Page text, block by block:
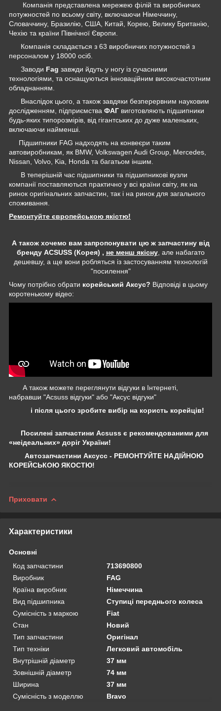
Компанія представлена мережею філій та виробничих
потужностей по всьому світу, включаючи Німеччину,
Словаччину, Бразилію, США, Китай, Корею, Велику Британію,
Чехію та країни Північної Європи.
Компанія складається з 63 виробничих потужностей з
персоналом у 18000 осіб.
Заводи Fag завжди йдуть у ногу із сучасними
технологіями, та оснащуються інноваційним високочастотним
обладнанням.
Внаслідок цього, а також завдяки безперервним науковим
дослідженням, підприємства ФАГ виготовляють підшипники
будь-яких типорозмірів, від гігантських до дуже маленьких,
включаючи найменші.
Підшипники FAG надходять на конвеєри таким
автовиробникам, як BMW, Volkswagen Audi Group, Mercedes,
Nissan, Volvo, Kia, Honda та багатьом іншим.
В теперішній час підшипники та підшипникові вузли
компанії поставляються практично у всі країни світу, як на
ринок оригінальних запчастин, так і на ринок для загального
споживання.
Ремонтуйте європейською якістю!
А також хочемо вам запропонувати цю ж запчастину від
бренду ACSUSS (Корея) , не менш якісну, але набагато
дешевшу, а ще вони робляться із застосуванням технологій
"посилення"
Чому потрібно обрати корейський Аксус? Відповіді в цьому
коротенькому відео:
А також можете переглянути відгуки в Інтернеті,
набравши "Acsuss відгуки" або "Аксус відгуки"
і після цього зробите вибір на користь корейців!
Посилені запчастини Acsuss є рекомендованими для
«неідеальних» доріг України!
Автозапчастини Аксусс - РЕМОНТУЙТЕ НАДІЙНОЮ
КОРЕЙСЬКОЮ ЯКОСТЮ!
Приховати
Характеристики
Основні
Код запчастини
713690800
Виробник
FAG
Країна виробник
Німеччина
Вид підшипника
Ступиці переднього колеса
Сумісність з маркою
Fiat
Стан
Новий
Тип запчастини
Оригінал
Тип техніки
Легковий автомобіль
Внутрішній діаметр
37 мм
Зовнішній діаметр
74 мм
Ширина
37 мм
Сумісність з моделлю
Bravo